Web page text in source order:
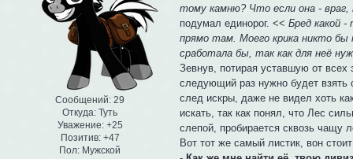
Сообщений: 29
Откуда: Туть
Уважение: +25
Позитив: +47
Пол: Мужской
тому камню? Что если она -
подумал единорог. <<Бред какой
прямо там. Моего крика никто
сработала бы, так как для неё
Зевнув, потирая уставшую от
следующий раз нужно будет
след искры, даже не видел хоть
искать, так как понял, что Лес
слепой, пробирается сквозь чащу
Вот тот же самый листик, вон